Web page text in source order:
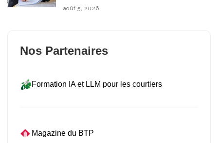
août 5, 2026
Nos Partenaires
Formation IA et LLM pour les courtiers
Magazine du BTP